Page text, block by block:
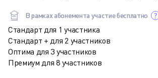
В рамках абонемента участие бесплатно
Стандарт для 1 участника
Стандарт + для 2 участников
Оптима для 3 участников
Премиум для 8 участников